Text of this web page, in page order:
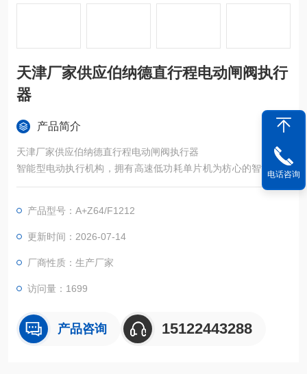
天津厂家供应伯纳德直行程电动闸阀执行
器
产品简介
天津厂家供应伯纳德直行程电动闸阀执行器
智能型电动执行机构，拥有高速低功耗单片机为枋心的智能信号
采集控制单元，对各种阀门或装置进行精确定位操作。
产品型号：A+Z64/F1212
更新时间：2026-07-14
厂商性质：生产厂家
访问量：1699
产品咨询 15122443288
电话咨询